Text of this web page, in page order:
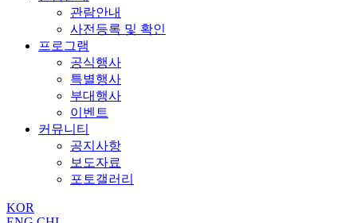
관람안내
사전등록 및 확인
프로그램
공식행사
특별행사
부대행사
이벤트
커뮤니티
공지사항
보도자료
포토갤러리
KOR